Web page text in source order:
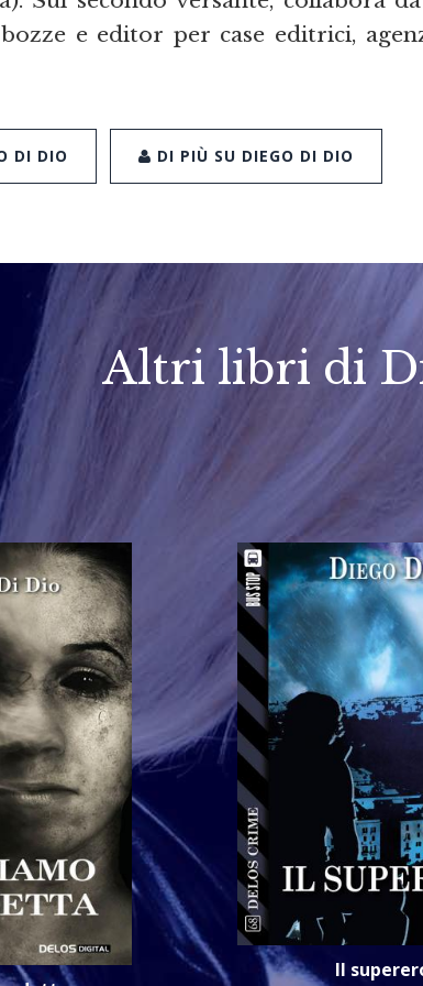
e editor per case editrici,
DI DIO DI PIÙ SU DIEGO DI DIO
Altri libri di
Il